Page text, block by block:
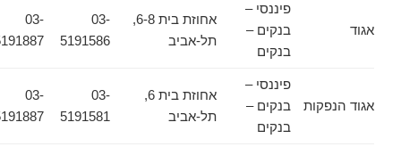
אגוד
פיננסי –
בנקים –
בנקים
אחוזת בית 6-8,
תל-אביב
03-
5191586
03-
5191887
אגוד הנפקות
פיננסי –
בנקים –
בנקים
אחוזת בית 6,
תל-אביב
03-
5191581
03-
5191887